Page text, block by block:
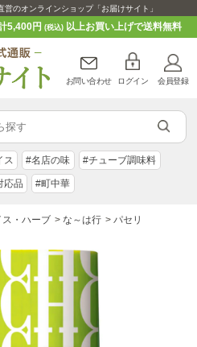
のオンラインショップ「お届けサイト」
5,400円 (税込)以上お買い上げで送料無料
お問い合わせ ログイン 会員登録
ス #名店の味 #チューブ調味料
応品 #町中華
ス・ハーブ > な～は行 > パセリ